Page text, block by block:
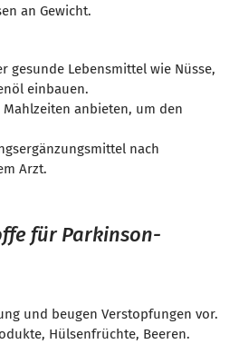
an Gewicht.
gesunde Lebensmittel wie Nüsse,
einbauen.
anbieten, um den
nach
Arzt.
für Parkinson-
und beugen Verstopfungen vor.
Hülsenfrüchte, Beeren.